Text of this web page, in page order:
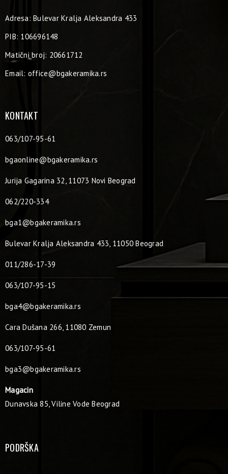
Adresa: Bulevar Kralja Aleksandra 433
PIB: 106696148
Matični broj: 20661712
Email: office@bgakeramika.rs
KONTAKT
063/107-95-61
bgaonline@bgakeramika.rs
Jurija Gagarina 32, 11073 Novi Beograd
062/220-334
bga1@bgakeramika.rs
Bulevar Kralja Aleksandra 433, 11050 Beograd
011/286-17-39
063/107-95-15
bga4@bgakeramika.rs
Cara Dušana 266, 11080 Zemun
063/107-95-61
bga3@bgakeramika.rs
Magacin
Dunavska 85, Viline Vode Beograd
PODRŠKA